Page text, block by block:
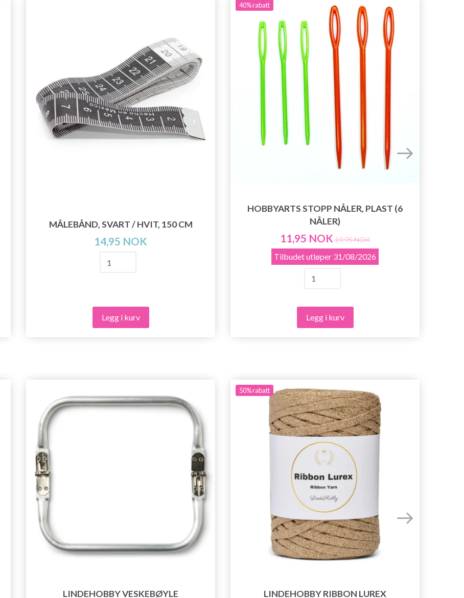
MÅLEBÅND, SVART / HVIT, 150 CM
14,95 NOK
Legg i kurv
40%rabatt
HOBBYARTS STOPP NÅLER, PLAST (6
NÅLER)
11,95 NOK 19,95 NOK
Tilbudet utløper 31/08/2026
Legg i kurv
LINDEHOBBY VESKEBØYLE
50%rabatt
LINDEHOBBY RIBBON LUREX